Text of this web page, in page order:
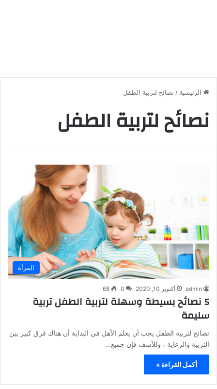
الرئيسية / نصائح لتربية الطفل
نصائح لتربية الطفل
المرأة
admin أكتوبر 10, 2020 0
68
5 نصائح بسيطة وسهلة لتربية الطفل تربية
سليمة
نصائح لتربية الطفل يجب أن يعلم الأهل في البداية أن هناك فرق كبير بين
التربية والرعاية ، وللأسف فإن جميع…
أكمل القراءة »